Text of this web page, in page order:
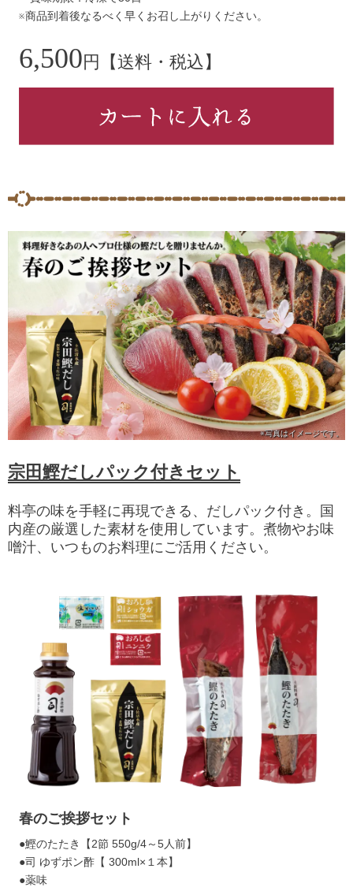
※商品到着後なるべく早くお召し上がりください。
6,500 円【送料・税込】
※写真はイメージです。
宗田鰹だしパック付きセット
料亭の味を手軽に再現できる、だしパック付き。国
内産の厳選した素材を使用しています。煮物やお味
噌汁、いつものお料理にご活用ください。
春のご挨拶セット
●鰹のたたき【2節 550g/4～5人前】
●司 ゆずポン酢【 300ml×１本】
●薬味